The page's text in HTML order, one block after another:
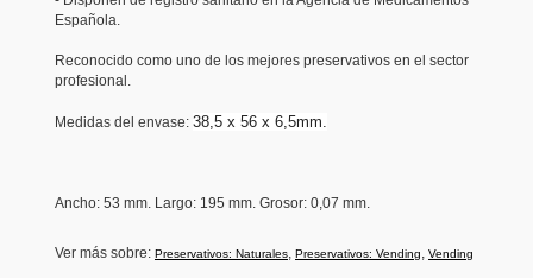
Española.
Reconocido como uno de los mejores preservativos en el sector
profesional.
Medidas del envase: 38,5 x 56 x 6,5mm.
Ancho: 53 mm. Largo: 195 mm. Grosor: 0,07 mm.
Ver más sobre: Preservativos: Naturales, Preservativos: Vending, Vending